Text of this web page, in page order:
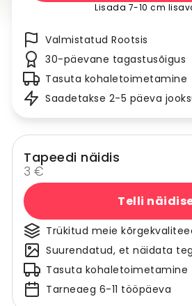
Lisada 7-10 cm
Valmistatud Rootsis
30-päevane tagastusõigus
Tasuta kohaletoimetamine
Saadetakse 2-5 päeva
Tapeedi näidis
3 €
Telli
Trükitud meie
Suurendatud, et näidata
Tasuta kohaletoimetamine
Tarneaeg 6-11 tööpäeva